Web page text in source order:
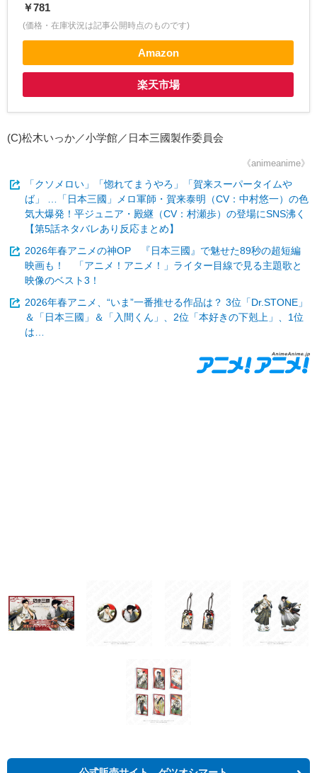
￥781
(価格・在庫状況は記事公開時点のものです)
Amazon
楽天市場
(C)松木いっか／小学館／日本三國製作委員会
《animeanime》
「クソメロい」「惚れてまうやろ」「賀来スーパータイムや
ば」 …「日本三國」メロ軍師・賀来泰明（CV：中村悠一）の色
気大爆発！平ジュニア・殿継（CV：村瀬歩）の登場にSNS沸く
【第5話ネタバレあり反応まとめ】
2026年春アニメの神OP 『日本三國』で魅せた89秒の超短編
映画も！ 「アニメ！アニメ！」ライター目線で見る主題歌と
映像のベスト3！
2026年春アニメ、“いま”一番推せる作品は？ 3位「Dr.STONE」
＆「日本三國」＆「入間くん」、2位「本好きの下剋上」、1位
は…